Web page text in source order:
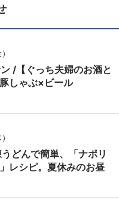
/【ぐっち夫婦のお酒と
しゃぶ×ビール
どんで簡単、「ナポリ
レシピ。夏休みのお昼